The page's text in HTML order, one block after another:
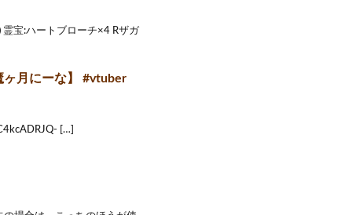
宝:ハートブローチ×4 Rザガ
月にーな】 #vtuber
[…]